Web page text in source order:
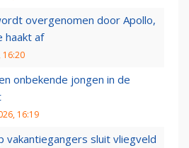
overgenomen door Apollo,
haakt af
16:20
onbekende jongen in de
16:19
vakantiegangers sluit vliegveld